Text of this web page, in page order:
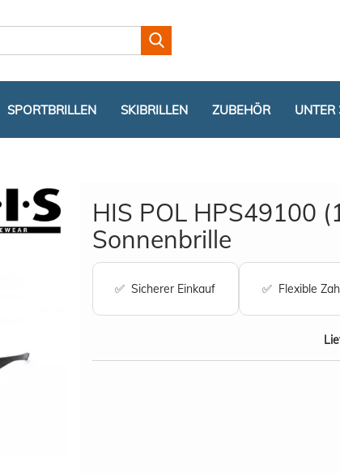
Lieferland
SPORTBRILLEN SKIBRILLEN ZUBEHÖR UNTER
HIS POL HPS49100
Sonnenbrille
✅ Sicherer Einkauf ✅ Flexible